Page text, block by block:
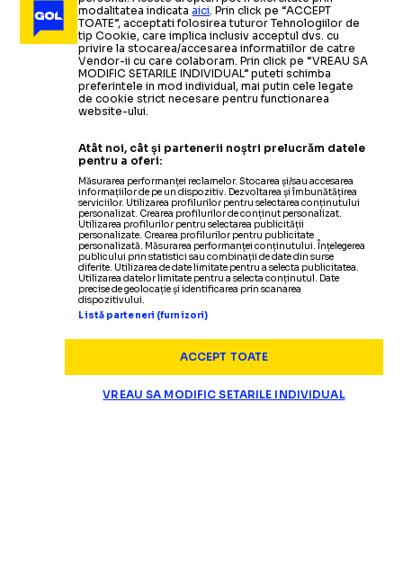
modalitatea indicataaici. Prin click pe “ACCEPT
TOATE”, acceptati folosirea tuturor Tehnologiilor de
tip Cookie, care implica inclusiv acceptul dvs. cu
privire la stocarea/accesarea informatiilor de catre
Vendor-ii cu care colaboram. Prin click pe “VREAU SA
MODIFIC SETARILE INDIVIDUAL” puteti schimba
preferintele in mod individual, mai putin cele legate
de cookie strict necesare pentru functionarea
website-ului.
Atât noi, cât și partenerii noștri prelucrăm datele
pentru a oferi:
Măsurarea performanței reclamelor. Stocarea și/sau accesarea
informațiilor de pe un dispozitiv. Dezvoltarea și îmbunătățirea
serviciilor. Utilizarea profilurilor pentru selectarea conținutului
personalizat. Crearea profilurilor de conținut personalizat.
Utilizarea profilurilor pentru selectarea publicității
personalizate. Crearea profilurilor pentru publicitate
personalizată. Măsurarea performanței conținutului. Înțelegerea
publicului prin statistici sau combinații de date din surse
diferite. Utilizarea de date limitate pentru a selecta publicitatea.
Utilizarea datelor limitate pentru a selecta conținutul. Date
precise de geolocație și identificarea prin scanarea
dispozitivului.
Listă parteneri (furnizori)
ACCEPT TOATE
VREAU SA MODIFIC SETARILE INDIVIDUAL